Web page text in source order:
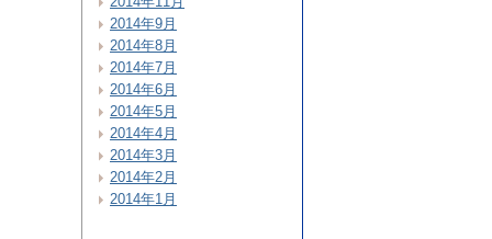
2014年9月
2014年8月
2014年7月
2014年6月
2014年5月
2014年4月
2014年3月
2014年2月
2014年1月